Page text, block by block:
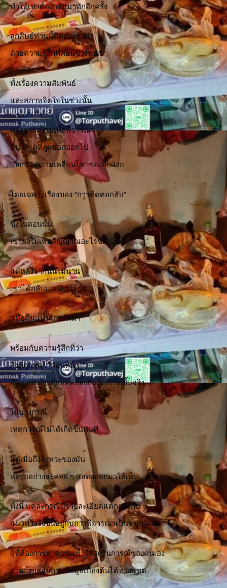
ทำให้เขาต้องกลับมาทักอีกครั้ง
ลูกศิษย์ท่านนี้ติดต่อเข้ามา
ด้วยความรู้สึกที่ค่อนข้างหนัก
ทั้งเรื่องความสัมพันธ์
และสภาพจิตใจในช่วงนั้น
หลังจากส่งรูปเพื่อพิจารณา
มีบางจุดที่ถูกบอกออกไป
เกี่ยวกับความเคลื่อนไหวของอีกฝ่าย
โดยเฉพาะเรื่องของ “การติดต่อกลับ”
ซึ่งในตอนนั้น
เขายังไม่เห็นสัญญาณอะไรชัดเจน
แต่หลังจากนั้นไม่นาน
เขาได้กลับมาบอกว่า
“เมื่อคืนแฟนเก่าทักมา”
พร้อมกับความรู้สึกที่ว่า
สิ่งที่ถูกพูดไว้ก่อนหน้า
มีหลายอย่างที่สอดคล้องกับสิ่งที่เกิดขึ้นจริง
ในบางกรณี
เหตุการณ์ไม่ได้เกิดขึ้นทันที
แต่เมื่อถึงจังหวะของมัน
หลายอย่างจะค่อย ๆ แสดงออกมาให้เห็น
ทั้งนี้ แต่ละกรณีมีรายละเอียดแตกต่างกัน
แนวทางจึงขึ้นอยู่กับการพิจารณาเป็นรายบุคคล
ผู้ที่ต้องการทำความเข้าใจสถานการณ์ของตนเอง
สามารถสอบถามข้อมูลเบื้องต้นได้ทางแชต